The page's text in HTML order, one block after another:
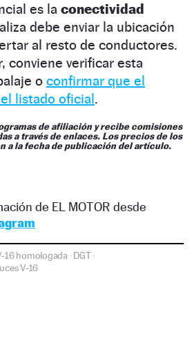
es la conectividad
debe enviar la ubicación
al resto de conductores.
conviene verificar esta
o confirmar que el
listado oficial .
de afiliación y recibe comisiones
a través de enlaces. Los precios de los
a la fecha de publicación del artículo.
de EL MOTOR desde
16 homologada·DGT·
V-16